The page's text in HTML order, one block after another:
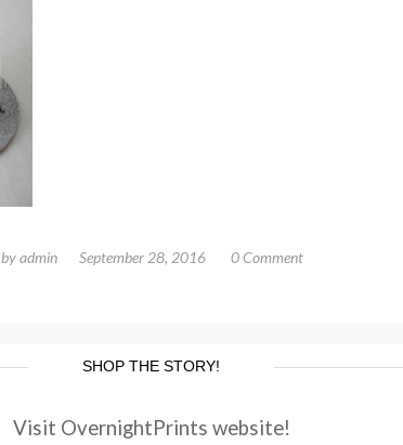
byadmin September 28, 2016 0 Comment
SHOP THE STORY!
Visit OvernightPrints website!